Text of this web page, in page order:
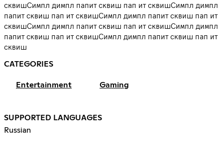
сквишСимпл димпл папит сквиш пап ит сквишСимпл димпл
папит сквиш пап ит сквишСимпл димпл папит сквиш пап ит
сквишСимпл димпл папит сквиш пап ит сквишСимпл димпл
папит сквиш пап ит сквишСимпл димпл папит сквиш пап ит
сквиш
CATEGORIES
Entertainment Gaming
SUPPORTED LANGUAGES
Russian